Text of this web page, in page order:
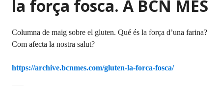
la força fosca. A BCN MÉS
Columna de maig sobre el gluten. Qué és la força d’una farina?
Com afecta la nostra salut?
https://archive.bcnmes.com/gluten-la-forca-fosca/